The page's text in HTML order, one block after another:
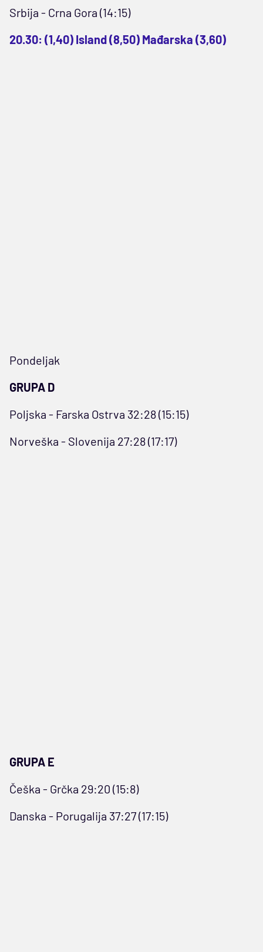
Srbija - Crna Gora (14:15)
20.30: (1,40) Island (8,50) Mađarska (3,60)
Pondeljak
GRUPA D
Poljska - Farska Ostrva 32:28 (15:15)
Norveška - Slovenija 27:28 (17:17)
GRUPA E
Češka - Grčka 29:20 (15:8)
Danska - Porugalija 37:27 (17:15)